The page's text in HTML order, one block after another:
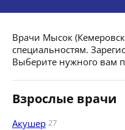
Врачи Мысок
специальностям.
Выберите нужного вам
Взрослые врачи
Акушер 27